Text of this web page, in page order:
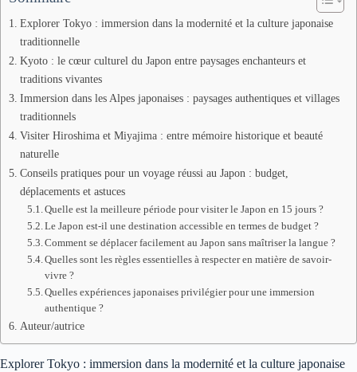
Explorer Tokyo : immersion dans la modernité et la culture japonaise
traditionnelle
Kyoto : le cœur culturel du Japon entre paysages enchanteurs et
traditions vivantes
Immersion dans les Alpes japonaises : paysages authentiques et villages
traditionnels
Visiter Hiroshima et Miyajima : entre mémoire historique et beauté
naturelle
Conseils pratiques pour un voyage réussi au Japon : budget,
déplacements et astuces
Quelle est la meilleure période pour visiter le Japon en 15 jours ?
Le Japon est-il une destination accessible en termes de budget ?
Comment se déplacer facilement au Japon sans maîtriser la langue ?
Quelles sont les règles essentielles à respecter en matière de savoir-
vivre ?
Quelles expériences japonaises privilégier pour une immersion
authentique ?
Auteur/autrice
Explorer Tokyo : immersion dans la modernité et la culture japonaise